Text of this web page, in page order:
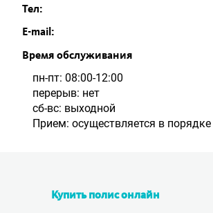
Тел:
E-mail:
Время обслуживания
пн-пт: 08:00-12:00
перерыв: нет
сб-вс: выходной
Прием: осуществляется в
Купить полис онлайн